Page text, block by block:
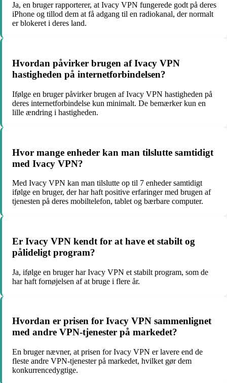
Ja, en bruger rapporterer, at Ivacy VPN fungerede godt på deres
iPhone og tillod dem at få adgang til en radiokanal, der normalt
er blokeret i deres land.
Hvordan påvirker brugen af Ivacy VPN
hastigheden på internetforbindelsen?
Ifølge en bruger påvirker brugen af Ivacy VPN hastigheden på
deres internetforbindelse kun minimalt. De bemærker kun en
lille ændring i hastigheden.
Hvor mange enheder kan man tilslutte samtidigt
med Ivacy VPN?
Med Ivacy VPN kan man tilslutte op til 7 enheder samtidigt
ifølge en bruger, der har haft positive erfaringer med brugen af
tjenesten på deres mobiltelefon, tablet og bærbare computer.
Er Ivacy VPN kendt for at have et stabilt og
pålideligt program?
Ja, ifølge en bruger har Ivacy VPN et stabilt program, som de
har haft fornøjelsen af at bruge i flere år.
Hvordan er prisen for Ivacy VPN sammenlignet
med andre VPN-tjenester på markedet?
En bruger nævner, at prisen for Ivacy VPN er lavere end de
fleste andre VPN-tjenester på markedet, hvilket gør dem
konkurrencedygtige.